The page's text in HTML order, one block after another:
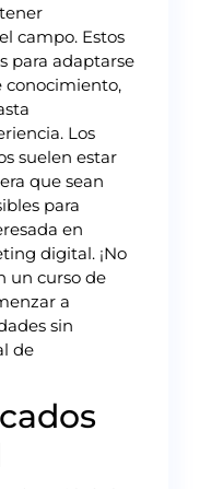
campo. Estos
para adaptarse
conocimiento,
Los
suelen estar
que sean
para
en
digital. ¡No
un curso de
a
sin
de